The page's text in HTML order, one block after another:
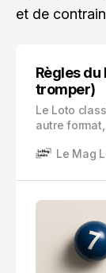
et de
Règles du
tromper)
Le Loto
autre
maison,Le Mag